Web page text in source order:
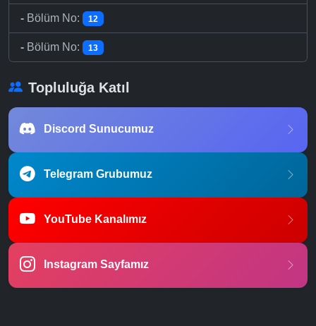
- Bölüm No: 12
- Bölüm No: 13
Topluluğa Katıl
Discord Sunucumuz
Telegram Grubumuz
YouTube Kanalımız
Instagram Sayfamız